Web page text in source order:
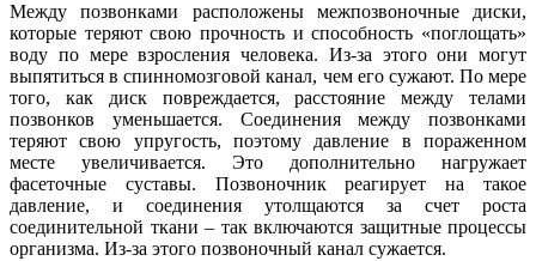
Между позвонками расположены межпозвоночные диски,
которые теряют свою прочность и способность «поглощать»
воду по мере взросления человека. Из-за этого они могут
выпятиться в спинномозговой канал, чем его сужают. По мере
того, как диск повреждается, расстояние между телами
позвонков уменьшается. Соединения между позвонками
теряют свою упругость, поэтому давление в пораженном
месте увеличивается. Это дополнительно нагружает
фасеточные суставы. Позвоночник реагирует на такое
давление, и соединения утолщаются за счет роста
соединительной ткани – так включаются защитные процессы
организма. Из-за этого позвоночный канал сужается.